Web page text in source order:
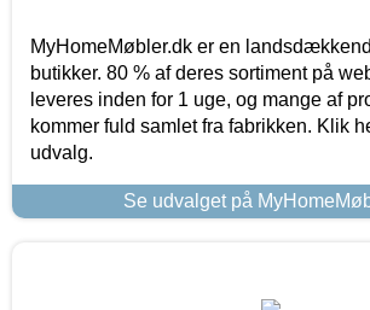
MyHomeMøbler.dk er en
butikker. 80 % af deres sortiment på
leveres inden for 1 uge, og mange af
kommer fuld samlet fra fabrikken. Klik
udvalg.
Se udvalget på